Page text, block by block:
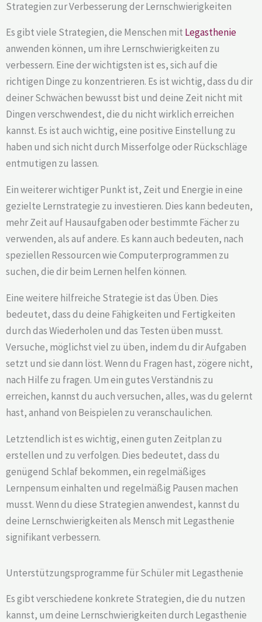
Strategien zur Verbesserung der Lernschwierigkeiten
Es gibt viele Strategien, die Menschen mit Legasthenie
anwenden können, um ihre Lernschwierigkeiten zu
verbessern. Eine der wichtigsten ist es, sich auf die
richtigen Dinge zu konzentrieren. Es ist wichtig, dass du dir
deiner Schwächen bewusst bist und deine Zeit nicht mit
Dingen verschwendest, die du nicht wirklich erreichen
kannst. Es ist auch wichtig, eine positive Einstellung zu
haben und sich nicht durch Misserfolge oder Rückschläge
entmutigen zu lassen.
Ein weiterer wichtiger Punkt ist, Zeit und Energie in eine
gezielte Lernstrategie zu investieren. Dies kann bedeuten,
mehr Zeit auf Hausaufgaben oder bestimmte Fächer zu
verwenden, als auf andere. Es kann auch bedeuten, nach
speziellen Ressourcen wie Computerprogrammen zu
suchen, die dir beim Lernen helfen können.
Eine weitere hilfreiche Strategie ist das Üben. Dies
bedeutet, dass du deine Fähigkeiten und Fertigkeiten
durch das Wiederholen und das Testen üben musst.
Versuche, möglichst viel zu üben, indem du dir Aufgaben
setzt und sie dann löst. Wenn du Fragen hast, zögere nicht,
nach Hilfe zu fragen. Um ein gutes Verständnis zu
erreichen, kannst du auch versuchen, alles, was du gelernt
hast, anhand von Beispielen zu veranschaulichen.
Letztendlich ist es wichtig, einen guten Zeitplan zu
erstellen und zu verfolgen. Dies bedeutet, dass du
genügend Schlaf bekommen, ein regelmäßiges
Lernpensum einhalten und regelmäßig Pausen machen
musst. Wenn du diese Strategien anwendest, kannst du
deine Lernschwierigkeiten als Mensch mit Legasthenie
signifikant verbessern.
Unterstützungsprogramme für Schüler mit Legasthenie
Es gibt verschiedene konkrete Strategien, die du nutzen
kannst, um deine Lernschwierigkeiten durch Legasthenie